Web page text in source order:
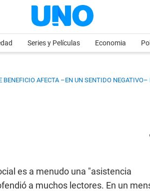
Series y Películas Economia
AFECTA –EN UN SENTIDO
es a menudo una "asistencia
a muchos lectores. En un